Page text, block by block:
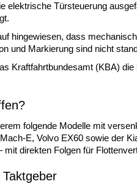
elektrische Türsteuerung
hingewiesen, dass
und Markierung sind nicht
Kraftfahrtbundesamt (KBA)
folgende Modelle mit
E, Volvo EX60 sowie der
direkten Folgen für